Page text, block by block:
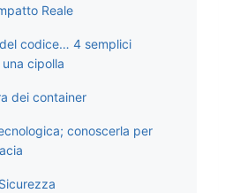
Reale
codice… 4 semplici
cipolla
dei container
conoscerla per